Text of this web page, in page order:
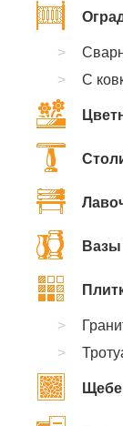
С
Вазы